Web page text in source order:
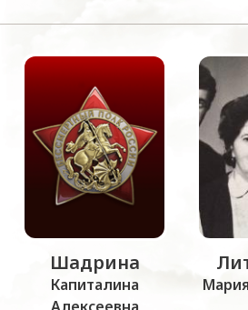
Шадрина
Капиталина